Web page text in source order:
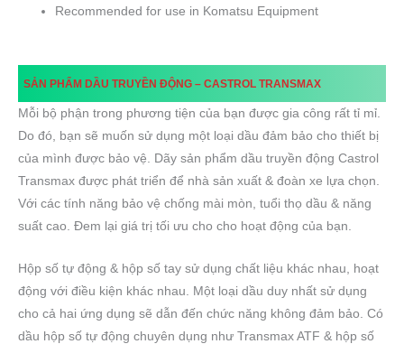
Recommended for use in Komatsu Equipment
SẢN PHẨM DẦU TRUYỀN ĐỘNG –CASTROL TRANSMAX
Mỗi bộ phận trong phương tiện của bạn được gia công rất tỉ mỉ.
Do đó, bạn sẽ muốn sử dụng một loại dầu đảm bảo cho thiết bị
của mình được bảo vệ. Dãy sản phẩm dầu truyền động Castrol
Transmax được phát triển để nhà sản xuất & đoàn xe lựa chọn.
Với các tính năng bảo vệ chống mài mòn, tuổi thọ dầu & năng
suất cao. Đem lại giá trị tối ưu cho cho hoạt động của bạn.
Hộp số tự động & hộp số tay sử dụng chất liệu khác nhau, hoạt
động với điều kiện khác nhau. Một loại dầu duy nhất sử dụng
cho cả hai ứng dụng sẽ dẫn đến chức năng không đảm bảo. Có
dầu hộp số tự động chuyên dụng như Transmax ATF & hộp số